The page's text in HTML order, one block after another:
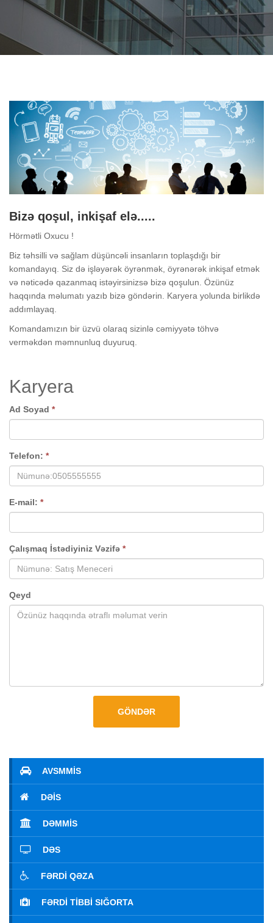
Bizə qoşul, inkişaf elə.....
Hörmətli Oxucu !
Biz təhsilli və sağlam düşüncəli insanların toplaşdığı bir
komandayıq. Siz də işləyərək öyrənmək, öyrənərək inkişaf etmək
və nəticədə qazanmaq istəyirsinizsə bizə qoşulun. Özünüz
haqqında məlumatı yazıb bizə göndərin. Karyera yolunda birlikdə
addımlayaq.
Komandamızın bir üzvü olaraq sizinlə cəmiyyətə töhvə
verməkdən məmnunluq duyuruq.
Karyera
Ad Soyad *
Telefon: *
E-mail: *
Çalışmaq İstədiyiniz Vəzifə *
Qeyd
GÖNDƏR
AVSMMİS
DƏİS
DƏMMİS
DƏS
FƏRDI QƏZA
FƏRDI TIBBI SIĞORTA